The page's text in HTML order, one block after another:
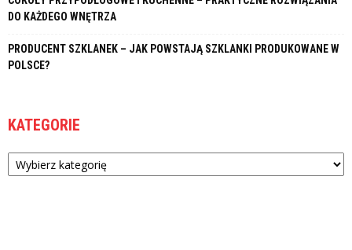
DO KAŻDEGO WNĘTRZA
PRODUCENT SZKLANEK – JAK POWSTAJĄ SZKLANKI PRODUKOWANE W
POLSCE?
KATEGORIE
Kategorie